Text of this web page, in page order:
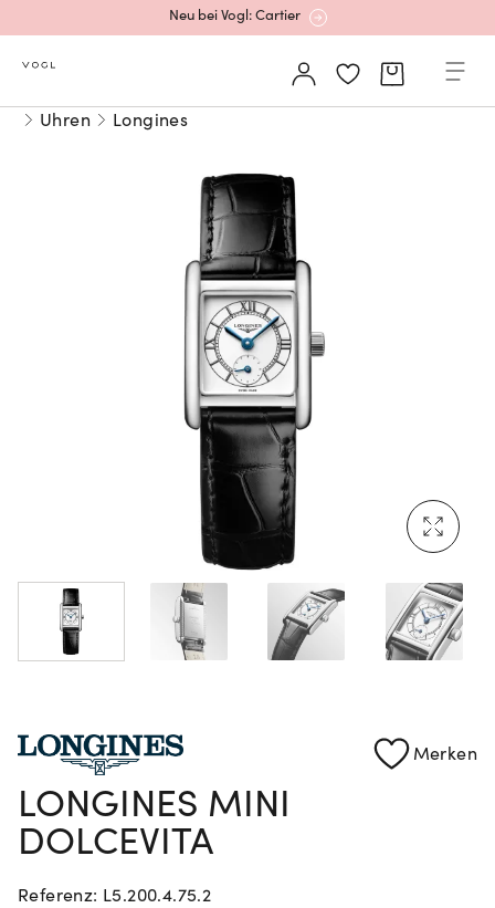
Neu bei Vogl: Cartier
Mehr erfahren: Ikonische Uhren von Cartier
Rolex Certified Pre-Owned entdecken
Neu bei Vogl: Uhren von Grand Seiko
Neu bei Vogl: Cartier
Mehr erfahren: Ikonische Uhren von Cartier
Rolex Certified Pre-Owned entdecken
Uhren Longines
Merken
LONGINES MINI
DOLCEVITA
Referenz: L5.200.4.75.2